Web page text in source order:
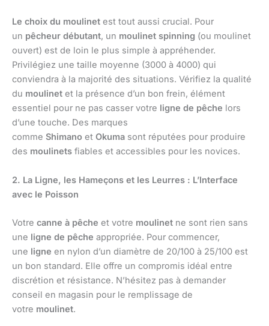
Le choix du moulinet est tout aussi crucial. Pour
un pêcheur débutant, un moulinet spinning (ou moulinet
ouvert) est de loin le plus simple à appréhender.
Privilégiez une taille moyenne (3000 à 4000) qui
conviendra à la majorité des situations. Vérifiez la qualité
du moulinet et la présence d’un bon frein, élément
essentiel pour ne pas casser votre ligne de pêche lors
d’une touche. Des marques
comme Shimano et Okuma sont réputées pour produire
des moulinets fiables et accessibles pour les novices.
2. La Ligne, les Hameçons et les Leurres : L’Interface
avec le Poisson
Votre canne à pêche et votre moulinet ne sont rien sans
une ligne de pêche appropriée. Pour commencer,
une ligne en nylon d’un diamètre de 20/100 à 25/100 est
un bon standard. Elle offre un compromis idéal entre
discrétion et résistance. N’hésitez pas à demander
conseil en magasin pour le remplissage de
votre moulinet.